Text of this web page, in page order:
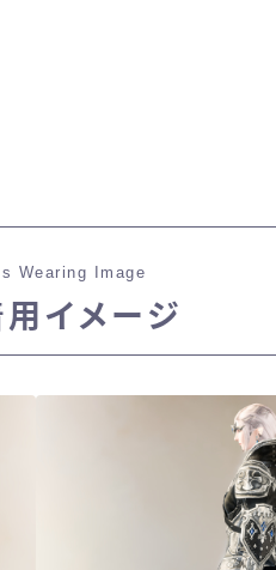
ショートパンツ
三分丈
Wearing Image
イメージ